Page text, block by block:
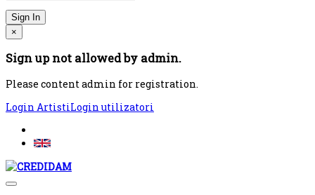
×
Sign up not allowed by admin.
Please content admin for registration.
Login ArtistiLogin utilizatori